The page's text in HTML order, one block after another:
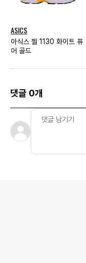
ASICS
아식스 젤 1130 화이트 퓨
어 골드
댓글 0개